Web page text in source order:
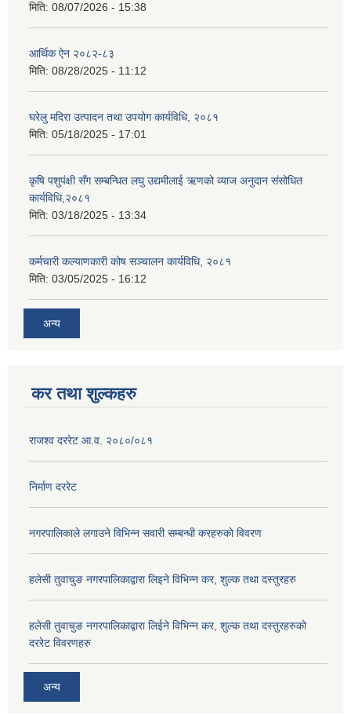
मिति: 08/07/2026 - 15:38
आर्थिक ऐन २०८२-८३
मिति: 08/28/2025 - 11:12
घरेलु मदिरा उत्पादन तथा उपयोग कार्यविधि, २०८१
मिति: 05/18/2025 - 17:01
कृषि पशुपंक्षी सँग सम्बन्धित लघु उद्यमीलाई ऋणको व्याज अनुदान संसोधित
कार्यविधि,२०८१
मिति: 03/18/2025 - 13:34
कर्मचारी कल्याणकारी कोष सञ्चालन कार्यविधि, २०८१
मिति: 03/05/2025 - 16:12
अन्य
कर तथा शुल्कहरु
राजश्व दररेट आ.व. २०८०/०८१
निर्माण दररेट
नगरपालिकाले लगाउने विभिन्न सवारी सम्बन्धी करहरुकाे विवरण
हलेसी तुवाचुङ नगरपालिकाद्वारा लिइने विभिन्न कर, शुल्क तथा दस्तुरहरु
हलेसी तुवाचुङ नगरपालिकाद्वारा लिईने विभिन्न कर, शुल्क तथा दस्तुरहरुकाे
दररेट विवरणहरु
अन्य